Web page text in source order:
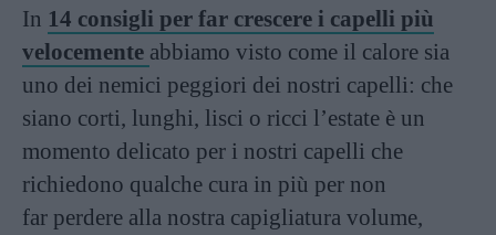
In 14 consigli per far crescere i capelli più
velocemente abbiamo visto come il calore sia
uno dei nemici peggiori dei nostri capelli: che
siano corti, lunghi, lisci o ricci l’estate è un
momento delicato per i nostri capelli che
richiedono qualche cura in più per non
far perdere alla nostra capigliatura volume,